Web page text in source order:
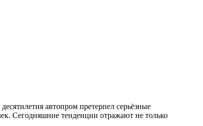
автопром претерпел серьёзные
Сегодняшние тенденции отражают не только